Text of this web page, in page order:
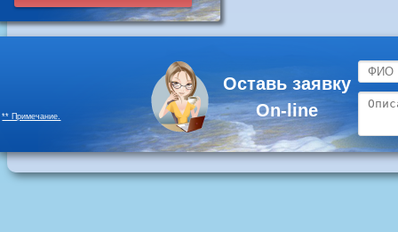
** Примечание.
Оставь заявку
On-line